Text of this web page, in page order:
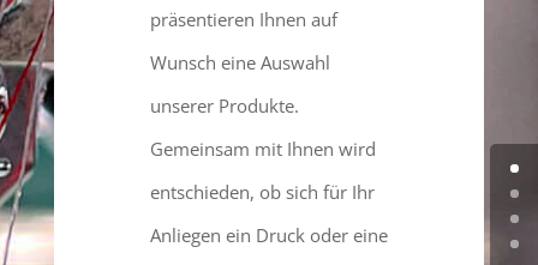
präsentieren Ihnen auf
Wunsch eine Auswahl
unserer Produkte.
Gemeinsam mit Ihnen wird
entschieden, ob sich für Ihr
Anliegen ein Druck oder eine